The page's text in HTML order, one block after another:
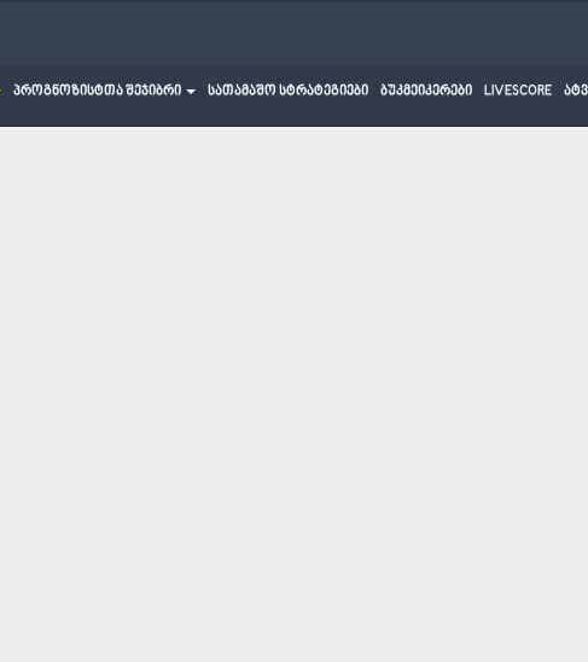
პროგნოზისტთა შეჯიბრი სათამაშო სტრატეგიები ბუკმეიკერები LIVESCORE